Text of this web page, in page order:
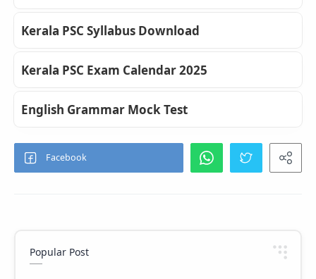
Kerala PSC Syllabus Download
Kerala PSC Exam Calendar 2025
English Grammar Mock Test
Popular Post